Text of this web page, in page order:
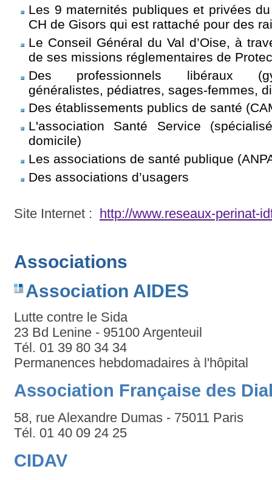
Les 9 maternités publiques et privées
CH de Gisors qui est rattaché pour des
Le Conseil Général du Val d’Oise, à
de ses missions réglementaires de
Des professionnels libéraux
généralistes, pédiatres, sages-femmes,
Des établissements publics de santé
L'association Santé Service
domicile)
Les associations de santé publique
Des associations d’usagers
Site Internet : http://www.reseaux-perinat-
Associations
Association AIDES
Lutte contre le Sida
23 Bd Lenine - 95100 Argenteuil
Tél. 01 39 80 34 34
Permanences hebdomadaires à l'hôpital
Association Française des
58, rue Alexandre Dumas - 75011 Paris
Tél. 01 40 09 24 25
CIDAV